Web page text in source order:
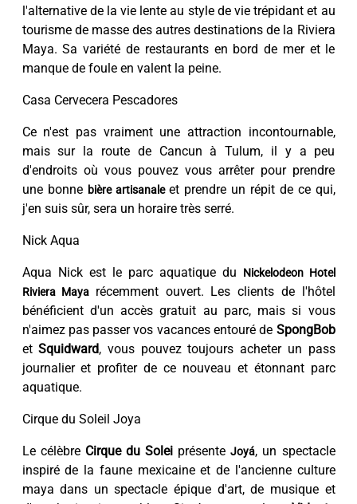
l'alternative de la vie lente au style de vie trépidant et au
tourisme de masse des autres destinations de la Riviera
Maya. Sa variété de restaurants en bord de mer et le
manque de foule en valent la peine.
Casa Cervecera Pescadores
Ce n'est pas vraiment une attraction incontournable,
mais sur la route de Cancun à Tulum, il y a peu
d'endroits où vous pouvez vous arrêter pour prendre
une bonne bière artisanale et prendre un répit de ce qui,
j'en suis sûr, sera un horaire très serré.
Nick Aqua
Aqua Nick est le parc aquatique du
Nickelodeon Hotel
Riviera Maya récemment ouvert. Les clients de l'hôtel
bénéficient d'un accès gratuit au parc, mais si vous
n'aimez pas passer vos vacances entouré de SpongBob
etSquidward, vous pouvez toujours acheter un pass
journalier et profiter de ce nouveau et étonnant parc
aquatique.
Cirque du Soleil Joya
Le célèbre Cirque du Solei présenteJoyá, un spectacle
inspiré de la faune mexicaine et de l'ancienne culture
maya dans un spectacle épique d'art, de musique et